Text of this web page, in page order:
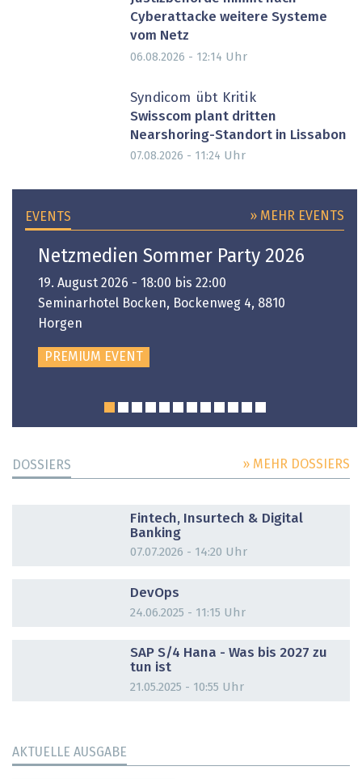
Cyberattacke weitere Systeme
vom Netz
06.08.2026 - 12:14 Uhr
Syndicom übt Kritik
Swisscom plant dritten
Nearshoring-Standort in Lissabon
07.08.2026 - 11:24 Uhr
EVENTS » MEHR EVENTS
Netzmedien Sommer Party 2026
19. August 2026 - 18:00 bis 22:00
Seminarhotel Bocken, Bockenweg 4, 8810
Horgen
PREMIUM EVENT
DOSSIERS » MEHR DOSSIERS
Fintech, Insurtech & Digital
Banking
07.07.2026 - 14:20 Uhr
DevOps
24.06.2025 - 11:15 Uhr
SAP S/4 Hana - Was bis 2027 zu
tun ist
21.05.2025 - 10:55 Uhr
AKTUELLE AUSGABE